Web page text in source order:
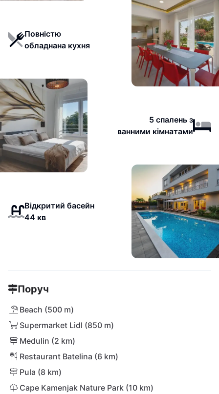
Повністю
обладнана кухня
5 спалень з
ванними кімнатами
Відкритий басейн
44 кв
Поруч
Beach (500 m)
Supermarket Lidl (850 m)
Medulin (2 km)
Restaurant Batelina (6 km)
Pula (8 km)
Cape Kamenjak Nature Park (10 km)